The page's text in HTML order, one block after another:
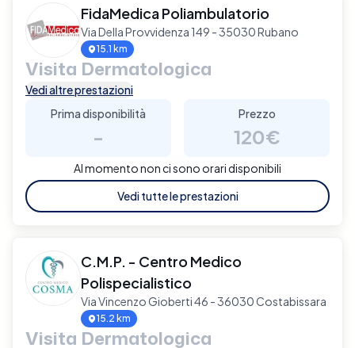
FidaMedica Poliambulatorio
Via Della Provvidenza 149 - 35030 Rubano
15.1 km
Visita Dermatologica
Vedi altre prestazioni
Prima disponibilità
-
Prezzo
120€
Al momento non ci sono orari disponibili
Vedi tutte le prestazioni
C.M.P. - Centro Medico
Polispecialistico
Via Vincenzo Gioberti 46 - 36030 Costabissara
15.2 km
Visita Dermatologica